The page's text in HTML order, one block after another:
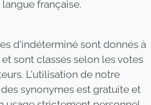
langue française.
d'indéterminé sont donnés à
sont classés selon les votes
L'utilisation de notre
synonymes est gratuite et